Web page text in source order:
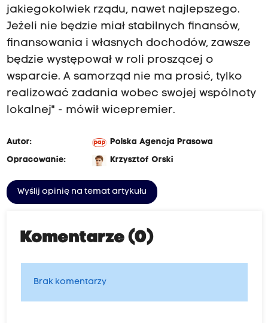
jakiegokolwiek rządu, nawet najlepszego.
Jeżeli nie będzie miał stabilnych finansów,
finansowania i własnych dochodów, zawsze
będzie występował w roli proszącej o
wsparcie. A samorząd nie ma prosić, tylko
realizować zadania wobec swojej wspólnoty
lokalnej" - mówił wicepremier.
Autor:
Polska Agencja Prasowa
Opracowanie:
Krzysztof Orski
Wyślij opinię na temat artykułu
Komentarze (0)
Brak komentarzy